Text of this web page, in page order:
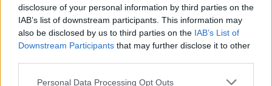
disclosure of your personal information by third parties on the
IAB’s list of downstream participants. This information may
also be disclosed by us to third parties on the IAB’s List of
Downstream Participants that may further disclose it to other
Personal Data Processing Opt Outs